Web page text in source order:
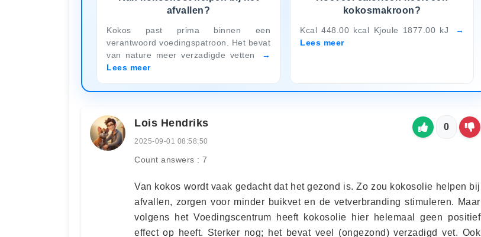
afvallen?
Kokos past prima binnen een
verantwoord voedingspatroon. Het bevat
van nature meer verzadigde vetten
Lees meer
kokosmakroon?
Kcal 448.00 kcal Kjoule 1877.00 kJ
Lees meer
Lois Hendriks
2025-09-01 08:58:50
Count answers : 7
0
Van kokos wordt vaak gedacht dat het gezond is. Zo zou kokosolie helpen bij
afvallen, zorgen voor minder buikvet en de vetverbranding stimuleren. Maar
volgens het Voedingscentrum heeft kokosolie hier helemaal geen positief
effect op heeft. Sterker nog; het bevat veel (ongezond) verzadigd vet. Ook